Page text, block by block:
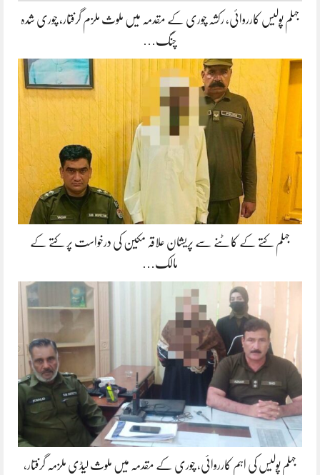
جہلم پولیس کارروائی، رکشہ چوری کے مقدمہ میں ملوث ملزم گرفتار، چوری شدہ
چنگ…
جہلم کتے کے کاٹنے سے پریشان علاقہ مکین کی درخواست پر کتے کے
مالک…
جہلم پولیس کی اہم کارروائی، چوری کے مقدمہ میں ملوث لیڈی ملزمہ گرفتار،